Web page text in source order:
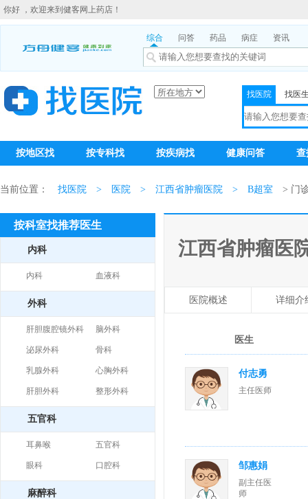
你好 ，欢迎来到健客网上药店！
综合 问答 药品 病症 资讯
找医院 找医
按地区找 按专科找 按疾病找 健康问答 查
当前位置： 找医院 > 医院 > 江西省肿瘤医院 > B超室 > 门
江西省肿瘤医
医院概述 详细介
医生
付志勇
主任医师
邹惠娟
副主任医
师
按科室找推荐医生
内科
内科 血液科
外科
肝胆腹腔镜外科 脑外科
泌尿外科 骨科
乳腺外科 心胸外科
肝胆外科 整形外科
五官科
耳鼻喉 五官科
眼科 口腔科
麻醉科